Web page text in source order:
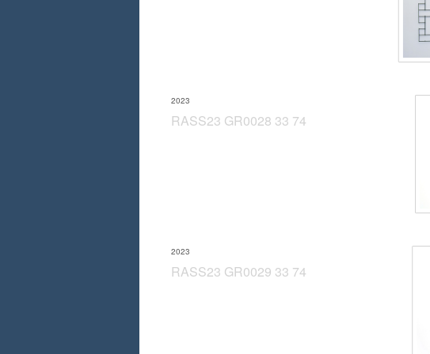
RASS23 GR0028 33 74
2023
RASS23 GR0029 33 74
2023